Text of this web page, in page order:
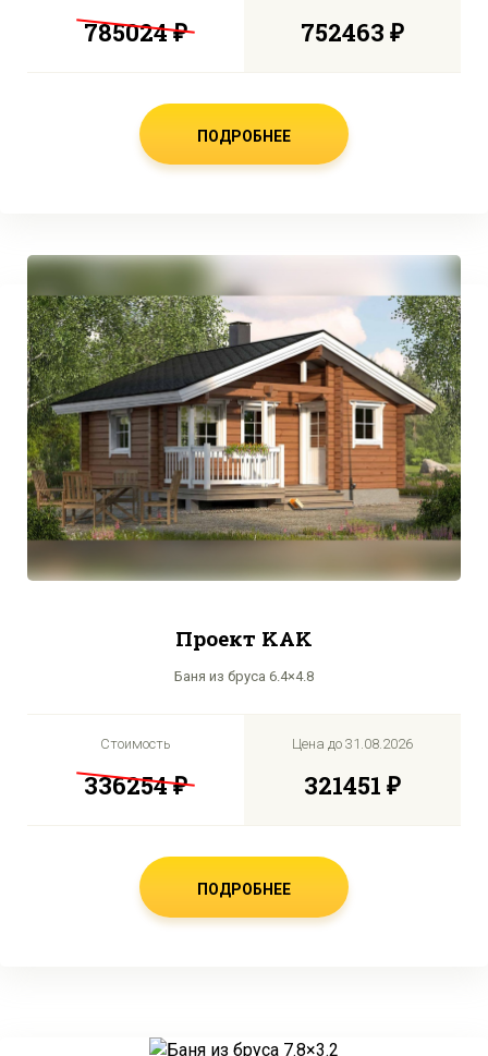
785024 ₽ 752463 ₽
ПОДРОБНЕЕ
Проект KAK
Баня из бруса 6.4×4.8
Стоимость
336254 ₽
Цена до 31.08.2026
321451 ₽
ПОДРОБНЕЕ